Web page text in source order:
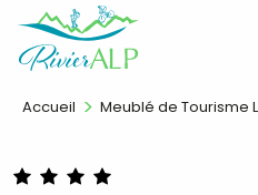
contenu
FR
Accueil Meublé de Tourisme